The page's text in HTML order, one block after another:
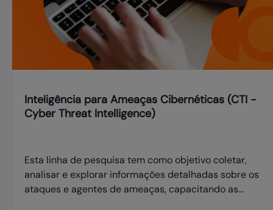
Inteligência para Ameaças Cibernéticas (CTI -
Cyber Threat Intelligence)
Esta linha de pesquisa tem como objetivo coletar,
analisar e explorar informações detalhadas sobre os
ataques e agentes de ameaças, capacitando as